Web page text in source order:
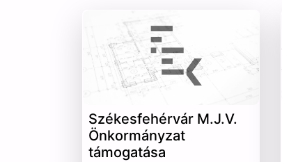
Székesfehérvár M.J.V.
Önkormányzat
támogatása